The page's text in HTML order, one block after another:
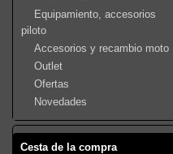
Equipamiento, accesorios
piloto
Accesorios y recambio moto
Outlet
Ofertas
Novedades
Cesta de la compra